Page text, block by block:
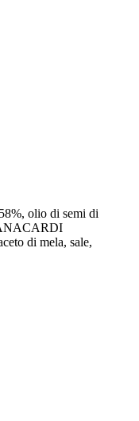
olio di semi di
di mela, sale,